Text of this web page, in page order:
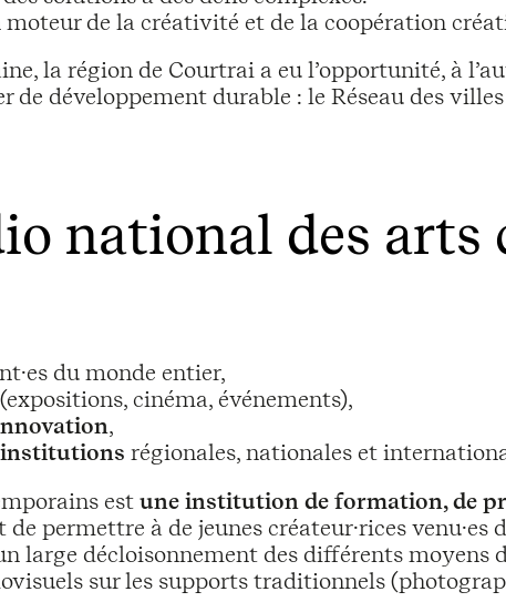
moteur de la créativité et de la coopération
la région de Courtrai a eu l’opportunité, à
développement durable : le Réseau des villes
national des
du monde entier,
(expositions, cinéma, événements),
,
institutions régionales, nationales et
est une institution de formation, de
de permettre à de jeunes créateur·rices
large décloisonnement des différents moyens
sur les supports traditionnels